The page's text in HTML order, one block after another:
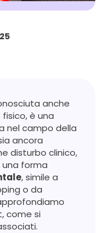
anche
è una
nel campo della
ancora
disturbo clinico,
forma
, simile a
o da
come si